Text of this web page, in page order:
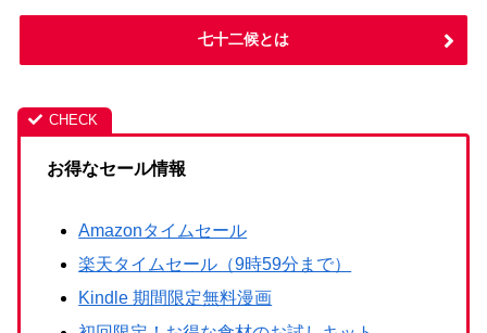
七十二候とは
お得なセール情報
Amazonタイムセール
楽天タイムセール（9時59分まで）
Kindle 期間限定無料漫画